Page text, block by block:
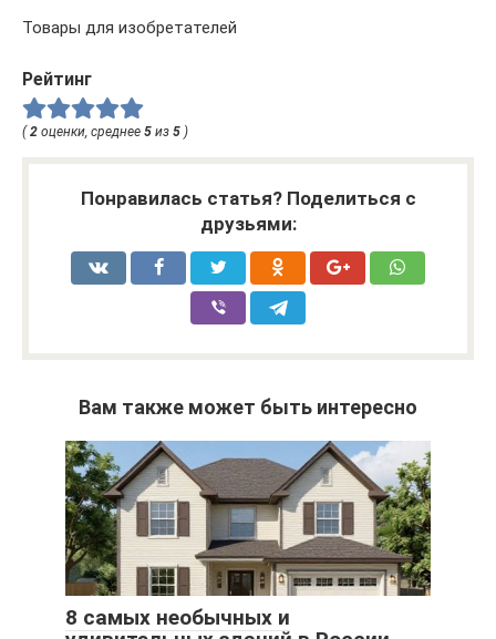
Товары для изобретателей
Рейтинг
(2 оценки, среднее 5 из 5 )
Понравилась статья? Поделиться с
друзьями:
Вам также может быть интересно
8 самых необычных и